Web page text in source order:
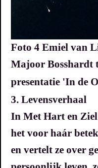
Foto 4 Emiel van
Majoor Bosshardt
presentatie 'In de
3. Levensverhaal
In Met Hart en
het voor haár
en vertelt ze over